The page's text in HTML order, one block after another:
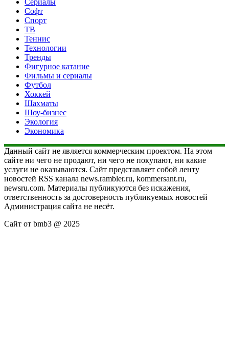
Софт
Спорт
ТВ
Теннис
Технологии
Тренды
Фигурное катание
Фильмы и сериалы
Футбол
Хоккей
Шахматы
Шоу-бизнес
Экология
Экономика
Данный сайт не является коммерческим проектом. На этом
сайте ни чего не продают, ни чего не покупают, ни какие
услуги не оказываются. Сайт представляет собой ленту
новостей RSS канала news.rambler.ru, kommersant.ru,
newsru.com. Материалы публикуются без искажения,
ответственность за достоверность публикуемых новостей
Администрация сайта не несёт.
Сайт от bmb3 @ 2025